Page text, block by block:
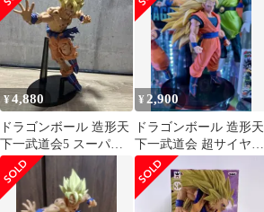
¥4,880
ドラゴンボール 造形天
下一武道会5 スーパー
サイヤ人孫悟空
¥ 2,900
ドラゴンボール 造形天
下一武道会 超サイヤ人
3 孫悟空 フィギュア